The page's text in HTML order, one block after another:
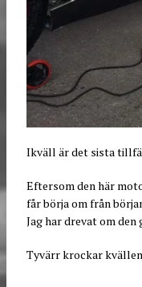
Ikväll är det sista
Eftersom den här
får börja om från
Jag har drevat om
Tyvärr krockar